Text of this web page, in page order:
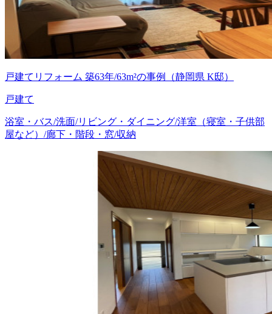
戸建てリフォーム 築63年/63m²の事例（静岡県 K邸）
戸建て
浴室・バス/洗面/リビング・ダイニング/洋室（寝室・子供部
屋など）/廊下・階段・窓/収納